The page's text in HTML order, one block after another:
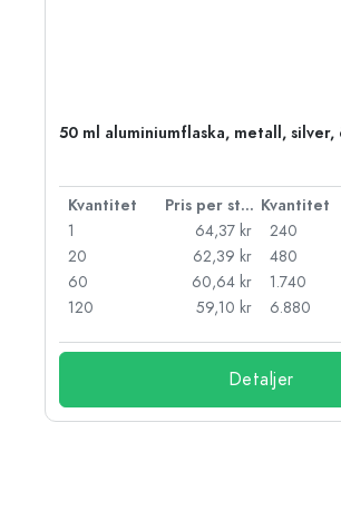
50 ml aluminiumflaska, metall, silver,
Kvantitet Pris per styck Kvantitet
1
64,37 kr
20
62,39 kr
60
60,64 kr
120
59,10 kr
240
480
1.740
6.880
Detaljer